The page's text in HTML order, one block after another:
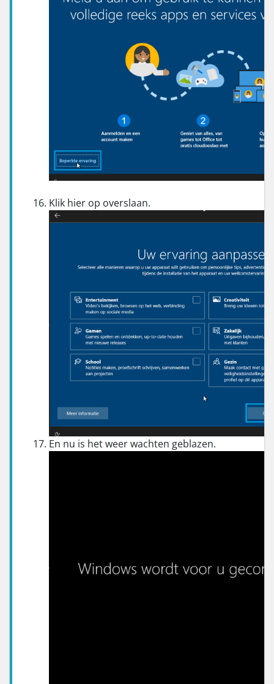
Klik hier op overslaan.
En nu is het weer wachten geblazen.